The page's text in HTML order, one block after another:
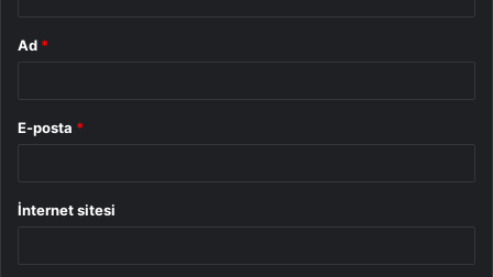
Ad *
E-posta *
İnternet sitesi